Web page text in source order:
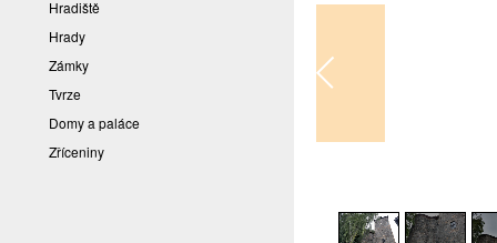
Hradiště
Hrady
Zámky
Tvrze
Domy a paláce
Zříceniny